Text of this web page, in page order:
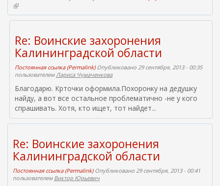
е
ш
с
(
в
н
ш
н
я
я
ы
л
к
)
Re: Воинские захоронения
Калининградской области
Постоянная ссылка (Permalink)Опубликовано 29 сентября, 2013 - 00:35
пользователемЛариса Чумаченкова
Благодарю. Крточки оформила.Похоронку на дедушку
найду, а вот все остальное проблематично -не у кого
спрашивать. Хотя, кто ищет, тот найдет...
Re: Воинские захоронения
Калининградской области
Постоянная ссылка (Permalink)Опубликовано 29 сентября, 2013 - 00:41
пользователем Виктор Юрьевич